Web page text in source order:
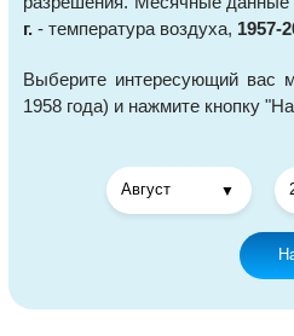
г. - температура воздуха, 1957-
Выберите интересующий вас
1958 года) и нажмите кнопку